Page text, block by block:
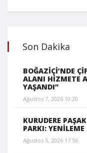
Son Dakika
BOĞAZİÇİ’NDE
ALANI HİZMETE
YAŞANDI”
Ağustos 7, 2026 10:20
KURUDERE
PARKI:
Ağustos 5, 2026 17:56